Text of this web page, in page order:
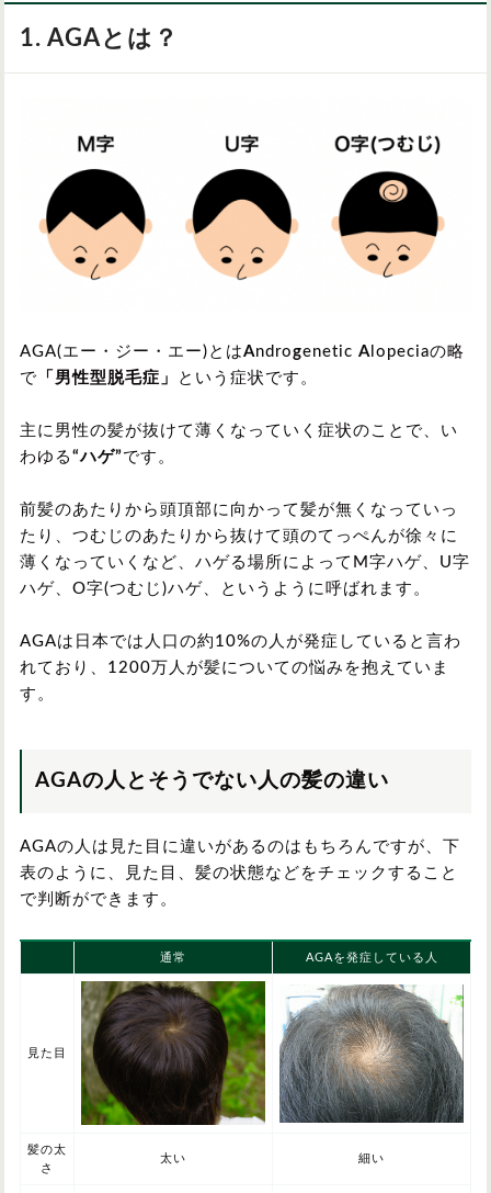
1. AGAとは？
AGA(エー・ジー・エー)とはAndrogenetic A lopeciaの略
で 「男性型脱毛症」 という症状です。
主に男性の髪が抜けて薄くなっていく症状のことで、い
わゆる “ハゲ”です。
前髪のあたりから頭頂部に向かって髪が無くなっていっ
たり、つむじのあたりから抜けて頭のてっぺんが徐々に
薄くなっていくなど、ハゲる場所によってM字ハゲ、U字
ハゲ、O字(つむじ)ハゲ、というように呼ばれます。
AGAは日本では人口の約10%の人が発症していると言わ
れており、1200万人が髪についての悩みを抱えていま
す。
AGAの人とそうでない人の髪の違い
AGAの人は見た目に違いがあるのはもちろんですが、下
表のように、見た目、髪の状態などをチェックすること
で判断ができます。
通常 AGAを発症している人
見た目
髪の太
さ
太い 細い